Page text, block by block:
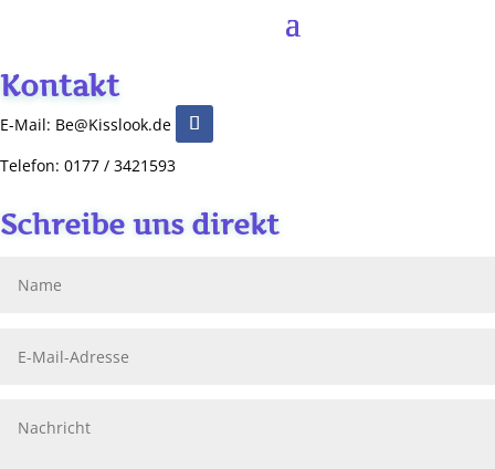
Kontakt
E-Mail: Be@Kisslook.de
Telefon: 0177 / 3421593
Schreibe uns direkt